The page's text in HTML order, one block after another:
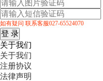
如有疑问 联系客服027-65524070
关于我们
关于我们
注册协议
法律声明